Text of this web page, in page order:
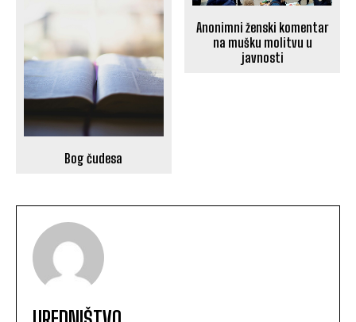
Bog čudesa
Anonimni ženski komentar
na mušku molitvu u
javnosti